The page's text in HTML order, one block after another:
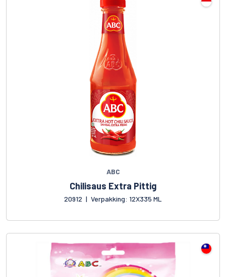
ABC
Chilisaus Extra Pittig
20912 | Verpakking: 12X335 ML